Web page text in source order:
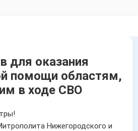
для оказания
помощи областям,
в ходе СВО
Нижегородского и